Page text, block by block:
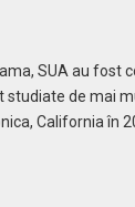
SUA au fost
studiate de mai
California în